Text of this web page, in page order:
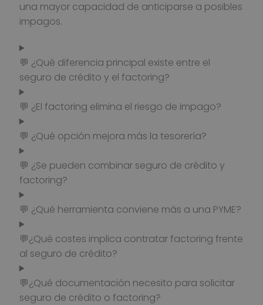
una mayor capacidad de anticiparse a posibles
impagos.
💬 ¿Qué diferencia principal existe entre el
seguro de crédito y el factoring?
💬 ¿El factoring elimina el riesgo de impago?
💬 ¿Qué opción mejora más la tesorería?
💬 ¿Se pueden combinar seguro de crédito y
factoring?
💬 ¿Qué herramienta conviene más a una PYME?
💬¿Qué costes implica contratar factoring frente
al seguro de crédito?
💬¿Qué documentación necesito para solicitar
seguro de crédito o factoring?